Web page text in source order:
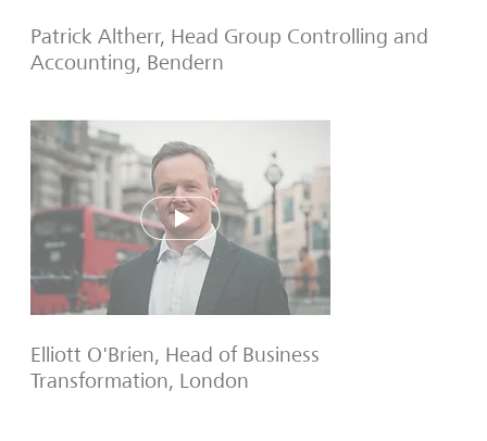
Patrick Altherr, Head Group Controlling and
Accounting, Bendern
Play
Elliott O'Brien, Head of Business
Transformation, London